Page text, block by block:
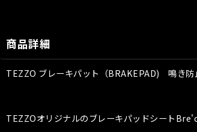
商品詳細
TEZZO ブレーキパット（BRAKEPAD) 鳴き防
TEZZOオリジナルのブレーキパッドシート